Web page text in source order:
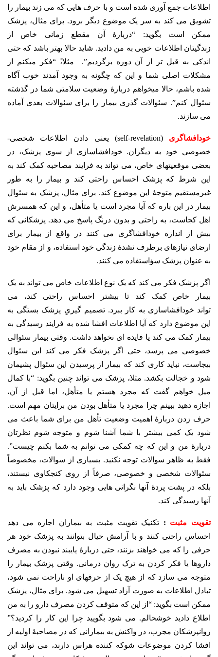
اطلاعات جمع آوری شده است و با حرف هایی که می زند بیمار را
تشویق می کند به سر یک موضوع دیگر برود. برای مثال، پزشک
ممکن است بگوید: “دربارۀ آن مقطع زمانی خاص از
زندگیتان اطلاعات خوبی به من دادید. شاید حالا بهتر باشد که حتی
اندکی به قبل تر از آن دوره برگردیم”. مثلا،ً “فکر میکنم از
مشکلات اصلی شما و این که چگونه به وجود آمدند خوب آگاه
شده باشم، حالا میخواهم دربارۀ وضعیت سلامتی شما در گذشته
سئوال کنم”. سئوالات گذری بیمار را برای سئوالات بعدی آماده
می سازند.
خودافشاگری
(self-revelation) یعنی دادن اطلاعات شخصی-
خصوصی خود به دیگران. خودافشاسازی از سوی پزشک، در
بعضی موقعیتهای خاص، می تواند به فرایند مصاحبه کمک کند به
این شرط که پزشک احساس راحتی کند و بیمار را به طور
غیرمستقیم متوجۀ این موضوع کند. برای مثال، پزشک به سئوال
بیمار در این باره که آیا مجرد است یا متأهل، و این که همسرش
اهل کجاست، به راحتی و بدون درنگ پاسخ می دهد. پزشکانی که
بیش از اندازه خودافشاگری می کنند در واقع از بیمار برای
ارضای نیازهای برطرف نشدۀ زندگی خود استفاده، و از مقام خود
به عنوان پزشک سؤاستفاده می کنند.
اگر پزشک فکر می کند که یک نوع اطلاعات خاص می تواند به یک
بیمار خاص کمک کند تا بیشتر احساس راحتی کند، می
تواند خودافشاسازی به کار ببرد. تصمیم گیریِ پزشک بستگی به
این موضوع دارد که آیا اطلاعات افشا شده به فرایند رسیدگی به
بیمار کمک می کند یا فایده ای نخواهد داشت. وقتی بیمار سئوالی
خصوصی می پرسد، حتی اگر پزشک فکر می کند این سئوال
بیجاست، نباید کاری کند که بیمار از پرسیدن این سئوال پشیمان
شود و خجالت بکشد. مثلا، پزشک می تواند چنین بگوید: “با کمال
میل خواهم گفت که مجرد هستم یا متأهل، اما قبل از آن،
اجازه دهید ببینم چرا مجرد یا متأهل بودن من برایتان مهم است.
حرف زدن دربارۀ اهمیت وضعیت تأهل من برای شما باعث می
شود یک کمی بیشتر با شما آشنا شوم و متوجه شوم نظرتان
دربارۀ من و این که چه کمکی می توانم به شما بکنم چیست”.
فقط به ظاهر سوالات توجه نکنید. بسیاری از سوالات، مخصوصاً
سئوالات شخصی و خصوصی، صرفاً از روی کنجکاوی نیستند،
بلکه در پشت پردۀ آنها نگرانی هایی وجود دارد که پزشک باید به
آنها رسیدگی کند.
تقویت مثبت : تکنیک تقویت مثبت به بیماران اجازه می دهد
احساس راحتی کنند و با آرامش خیال بتوانند به پزشک خود هر
حرفی را که می خواهند بزنند، حتی دربارۀ پایبند نبودن به مصرف
داروها یا فکر کردن به ترک روان درمانی. وقتی پزشک بیمار را
متوجه می سازد که از هیچ یک از حرفهای او ناراحت نمی شود،
تبادل اطلاعات به صورت آزاد تسهیل می شود. برای مثال، پزشک
ممکن است بگوید: “از این که متوقف کردن مصرف دارو را به من
اطلاع دادید خوشحالم. می شود بگویید چرا این کار را کردید؟”
روانپزشکان مجرب، در واکنش به بیمارانی که در مصاحبۀ اولیه از
افشا کردن موضوعات شوکه کننده هراس دارند، می تواند این